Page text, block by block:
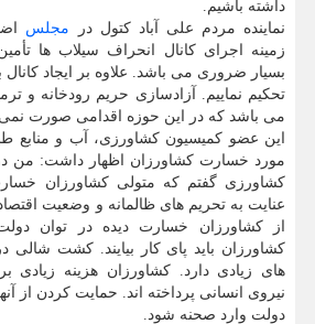
داشته باشیم.
نماینده مردم علی آباد کتول در مجلس
زمینه اجرای کانال انحراف سیلاب ها
بسیار ضروری می باشد. علاوه بر ایجاد کانال
تحکیم نماییم. آزادسازی حریم رودخانه و
می باشد که در این حوزه اقدامی صورت نمی
این عضو کمیسیون کشاورزی، آب و منابع
مورد خسارت کشاورزان اظهار داشت: من
کشاورزی گفتم که متولی کشاورزان
عنایت به تحریم های ظالمانه و وضعیت
از کشاورزان خسارت دیده در توان
کشاورزان باید پای کار بیایند. کشت شالی
های زیادی دارد. کشاورزان هزینه
نیروی انسانی پرداخته اند. حمایت کردن از
دولت وارد صحنه شود.